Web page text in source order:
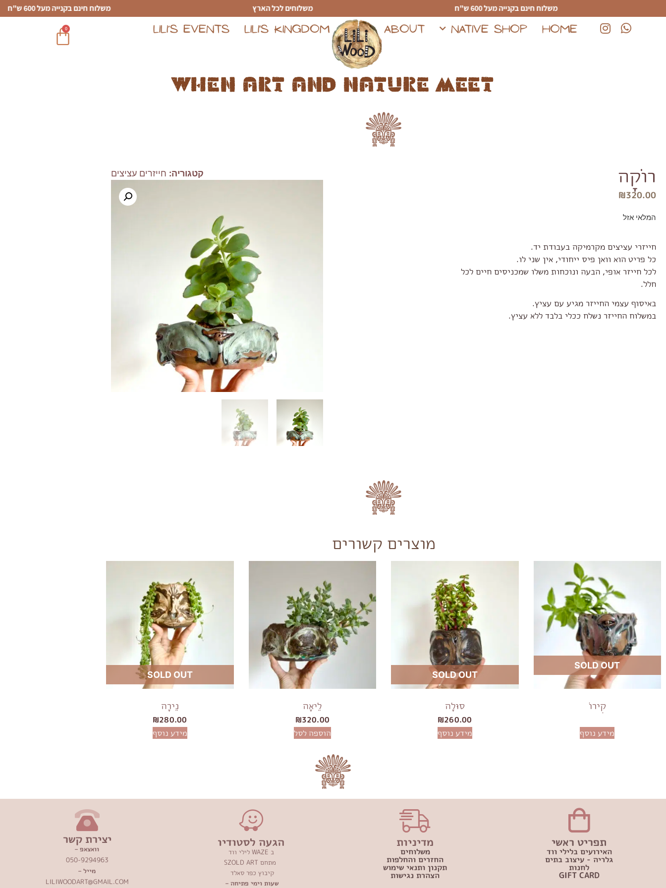
משלוח חינם בקנייה מעל 600 ש"ח משלוחים לכל הארץ משלוח חינם בקנייה מעל 600 ש"ח
(נפתח בחלון חדש)
(נפתח בחלון חדש)
HOME
NATIVE SHOP
ABOUT
LILI'S KINGDOM
LILI’S EVENTS
0
When art and nature meet
רוֹקָה
₪320.00
המלאי אזל
חייזרי עציצים מקרמיקה בעבודת יד.
כל פריט הוא וואן פיס ייחודי, אין שני לו.
לכל חייזר אופי, הבעה ונוכחות משלו שמכניסים חיים לכל
חלל.
באיסוף עצמי החייזר מגיע עם עציץ.
במשלוח החייזר נשלח ככלי בלבד ללא עציץ.
קטגוריה: חייזרים עציצים
מוצרים קשורים
SOLD OUT
קִירוֹ
מידע נוסף
SOLD OUT
סוּלָה
₪260.00
מידע נוסף
לֵיאָה
₪320.00
הוספה לסל
SOLD OUT
נֵירָה
₪280.00
מידע נוסף
תפריט ראשי
האירועים בלילי ווד
גלריה - עיצוב בתים
לחנות
GIFT CARD
מדיניות
משלוחים
החזרים והחלפות
תקנון ותנאי שימוש
הצהרת נגישות
הגעה לסטודיו
ב WAZE לילי ווד
מתחם SZOLD ART
קיבוץ כפר סאלד
שעות וימי פתיחה –
יצירת קשר
וואצאפ –
050-9294963
מייל –
LILIWOODART@GMAIL.COM